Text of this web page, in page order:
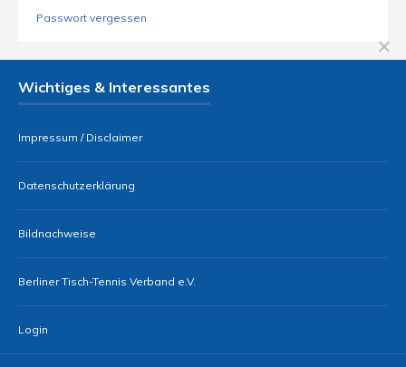
Passwort vergessen
Wichtiges & Interessantes
Impressum / Disclaimer
Datenschutzerklärung
Bildnachweise
Berliner Tisch-Tennis Verband e.V.
Login